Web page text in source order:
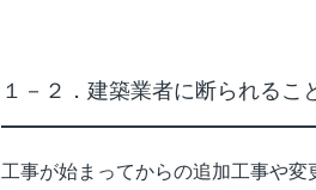
１－２．建築業者に断られるこ
工事が始まってからの追加工事や